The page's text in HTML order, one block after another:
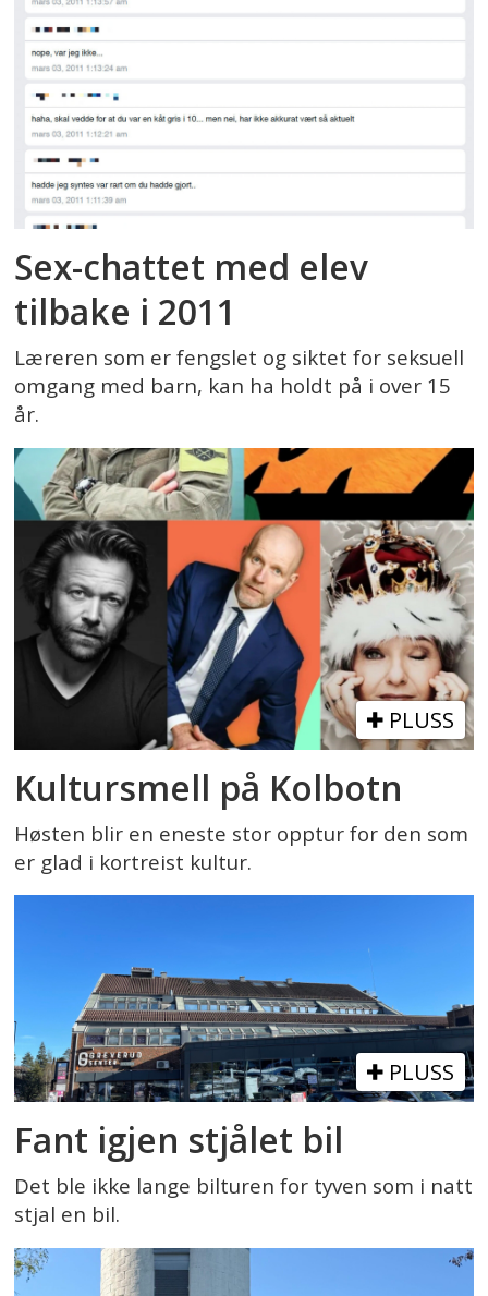
Sex-chattet med elev
tilbake i 2011
Læreren som er fengslet og siktet for seksuell
omgang med barn, kan ha holdt på i over 15
år.
PLUSS
Kultursmell på Kolbotn
Høsten blir en eneste stor opptur for den som
er glad i kortreist kultur.
PLUSS
Fant igjen stjålet bil
Det ble ikke lange bilturen for tyven som i natt
stjal en bil.